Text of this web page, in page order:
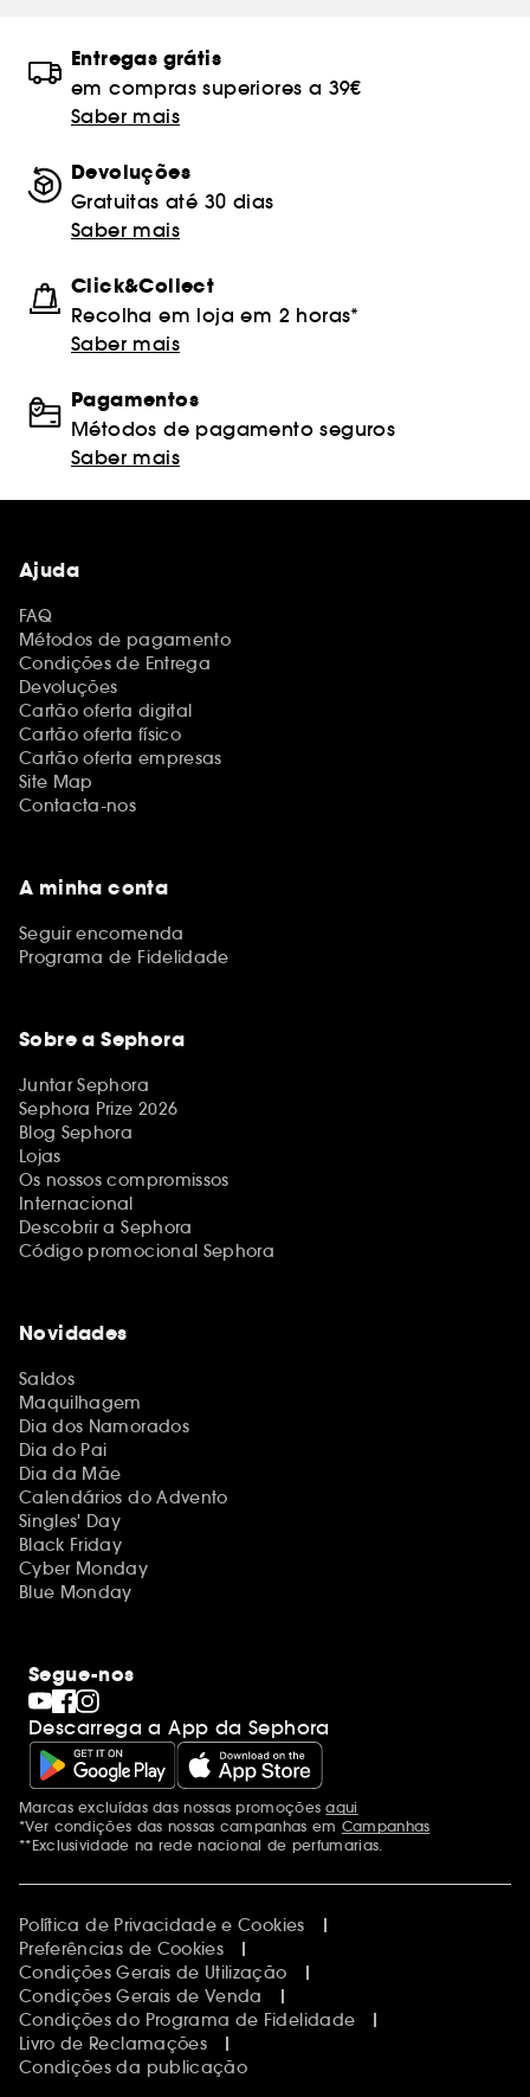
Entregas grátis
em compras superiores a 39€
Saber mais
Devoluções
Gratuitas até 30 dias
Saber mais
Click&Collect
Recolha em loja em 2 horas*
Saber mais
Pagamentos
Métodos de pagamento seguros
Saber mais
Ajuda
FAQ
Métodos de pagamento
Condições de Entrega
Devoluções
Cartão oferta digital
Cartão oferta físico
Cartão oferta empresas
Site Map
Contacta-nos
A minha conta
Seguir encomenda
Programa de Fidelidade
Sobre a Sephora
Juntar Sephora
Sephora Prize 2026
Blog Sephora
Lojas
Os nossos compromissos
Internacional
Descobrir a Sephora
Código promocional Sephora
Novidades
Saldos
Maquilhagem
Dia dos Namorados
Dia do Pai
Dia da Mãe
Calendários do Advento
Singles' Day
Black Friday
Cyber Monday
Blue Monday
Segue-nos
Descarrega a App da Sephora
Menções adicionais
Marcas excluídas das nossas promoçõesaqui
*Ver condições das nossas campanhas em Campanhas
**Exclusividade na rede nacional de perfumarias.
Política de Privacidade e Cookies
Preferências de Cookies
Condições Gerais de Utilização
Condições Gerais de Venda
Condições do Programa de Fidelidade
Livro de Reclamações
Condições da publicação